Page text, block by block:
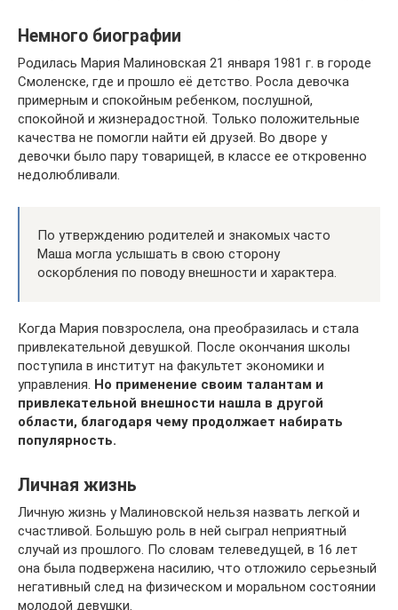
Немного биографии
Родилась Мария Малиновская 21 января 1981 г. в городе
Смоленске, где и прошло её детство. Росла девочка
примерным и спокойным ребенком, послушной,
спокойной и жизнерадостной. Только положительные
качества не помогли найти ей друзей. Во дворе у
девочки было пару товарищей, в классе ее откровенно
недолюбливали.
По утверждению родителей и знакомых часто
Маша могла услышать в свою сторону
оскорбления по поводу внешности и характера.
Когда Мария повзрослела, она преобразилась и стала
привлекательной девушкой. После окончания школы
поступила в институт на факультет экономики и
управления. Но применение своим талантам и
привлекательной внешности нашла в другой
области, благодаря чему продолжает набирать
популярность.
Личная жизнь
Личную жизнь у Малиновской нельзя назвать легкой и
счастливой. Большую роль в ней сыграл неприятный
случай из прошлого. По словам телеведущей, в 16 лет
она была подвержена насилию, что отложило серьезный
негативный след на физическом и моральном состоянии
молодой девушки.